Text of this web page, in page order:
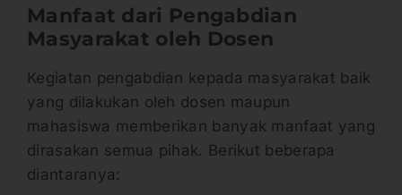
Manfaat dari Pengabdian
Masyarakat oleh Dosen
Kegiatan pengabdian kepada masyarakat baik
yang dilakukan oleh dosen maupun
mahasiswa memberikan banyak manfaat yang
dirasakan semua pihak. Berikut beberapa
diantaranya: